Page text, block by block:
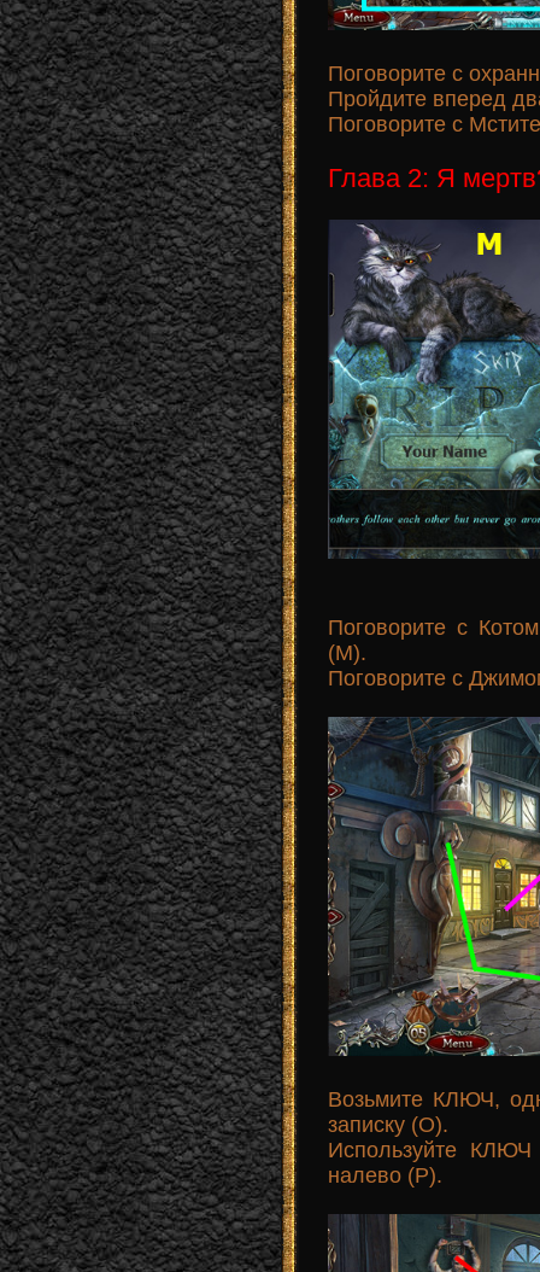
Поговорите с
Пройдите вперед
Поговорите с
Глава 2: Я
Поговорите с
(M).
Поговорите с
Возьмите КЛЮЧ,
записку (O).
Используйте
налево (P).